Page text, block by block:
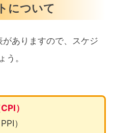
について
ありますので、スケジ
う。
）
）